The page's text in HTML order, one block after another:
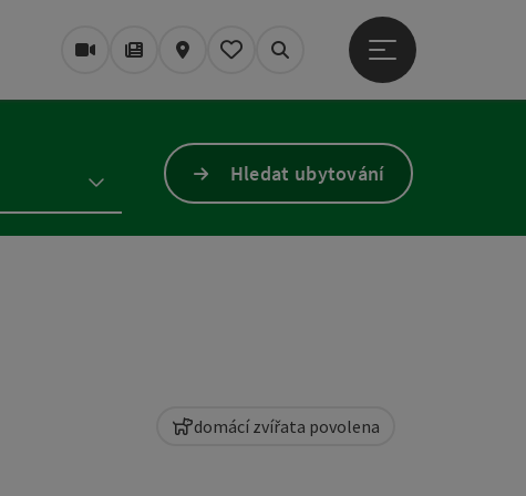
Webové kamery
Časopis/Blog
MapaZapamatované
Vyhledávání
Otevřít hlavní
Hledat ubytování
domácí zvířata povolena